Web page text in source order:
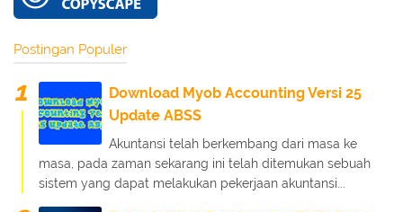
Postingan Populer
Download Myob Accounting Versi 25
Update ABSS
Akuntansi telah berkembang dari masa ke
masa, pada zaman sekarang ini telah ditemukan sebuah
sistem yang dapat melakukan pekerjaan akuntansi...